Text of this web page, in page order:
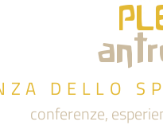
DELLO
conferenze,